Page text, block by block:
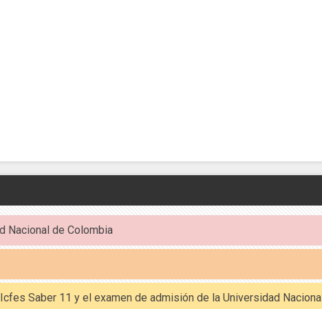
Nacional de Colombia
Saber 11 y el examen de admisión de la Universidad Nacional